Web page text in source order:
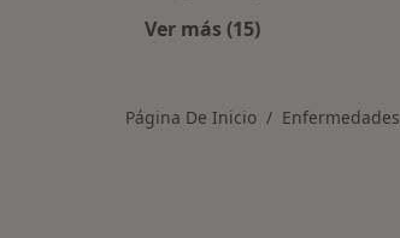
Ver más (15)
Página De Inicio Enfermedades